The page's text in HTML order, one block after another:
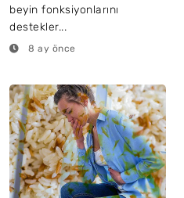
beyin fonksiyonlarını
destekler...
8 ay önce